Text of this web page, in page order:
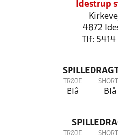
Idestrup
4872
Tlf:
TRØJE
Blå Blå
TRØJE